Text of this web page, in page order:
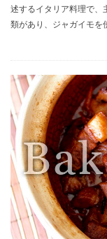
述するイタリア料理で、
類があり、ジャガイモを